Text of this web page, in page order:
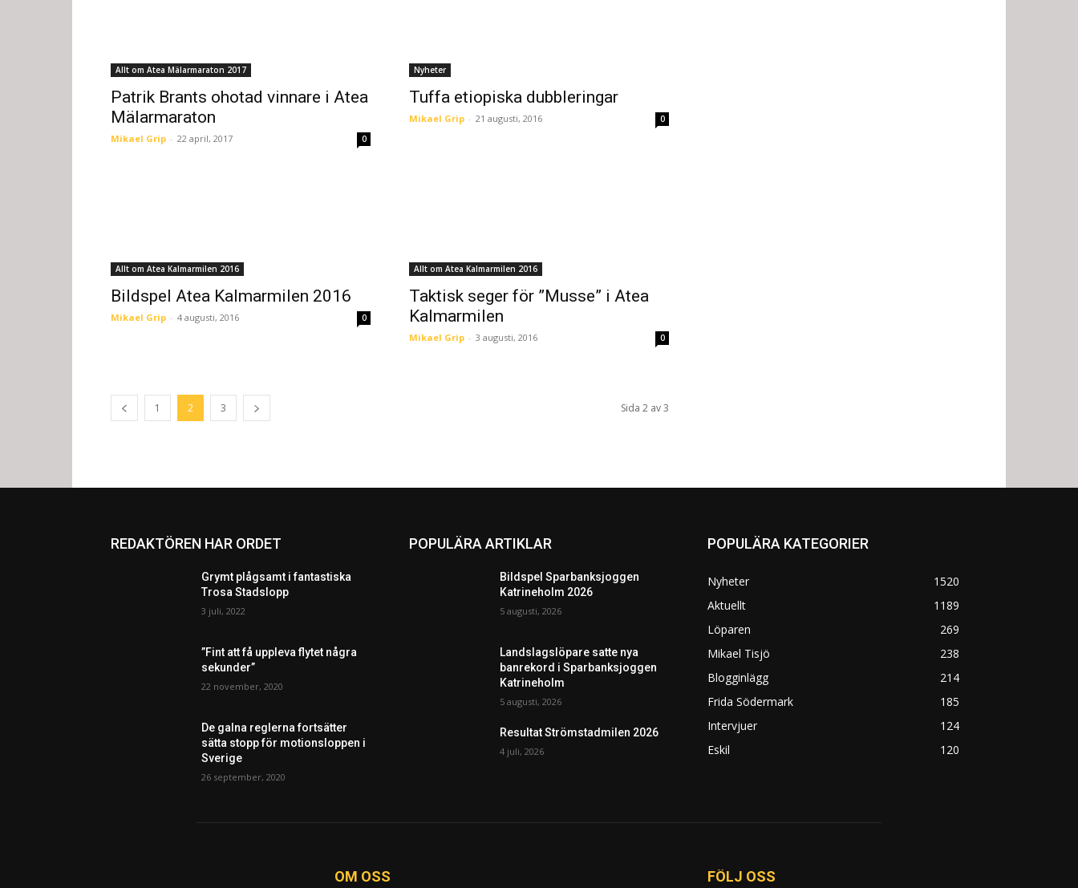
Allt om Atea Mälarmaraton 2017
Patrik Brants ohotad vinnare i Atea
Mälarmaraton
Mikael Grip - 22 april, 2017 0
Nyheter
Tuffa etiopiska dubbleringar
Mikael Grip - 21 augusti, 2016 0
Allt om Atea Kalmarmilen 2016
Bildspel Atea Kalmarmilen 2016
Mikael Grip - 4 augusti, 2016 0
Allt om Atea Kalmarmilen 2016
Taktisk seger för ”Musse” i Atea
Kalmarmilen
Mikael Grip - 3 augusti, 2016 0
1 2 3 Sida 2 av 3
REDAKTÖREN HAR ORDET
Grymt plågsamt i fantastiska
Trosa Stadslopp
3 juli, 2022
”Fint att få uppleva flytet några
sekunder”
22 november, 2020
De galna reglerna fortsätter
sätta stopp för motionsloppen i
Sverige
26 september, 2020
POPULÄRA ARTIKLAR
Bildspel Sparbanksjoggen
Katrineholm 2026
5 augusti, 2026
Landslagslöpare satte nya
banrekord i Sparbanksjoggen
Katrineholm
5 augusti, 2026
Resultat Strömstadmilen 2026
4 juli, 2026
POPULÄRA KATEGORIER
Nyheter
1520
Aktuellt
1189
Löparen
269
Mikael Tisjö
238
Blogginlägg
214
Frida Södermark
185
Intervjuer
124
Eskil
120
OM OSS FÖLJ OSS